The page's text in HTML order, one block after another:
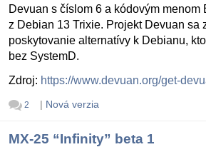
Devuan s číslom 6 a kódovým menom
z Debian 13 Trixie. Projekt Devuan sa
poskytovanie alternatívy k Debianu,
bez SystemD.
Zdroj: https://www.devuan.org/get-
2 | Nová verzia
MX-25 “Infinity” beta 1